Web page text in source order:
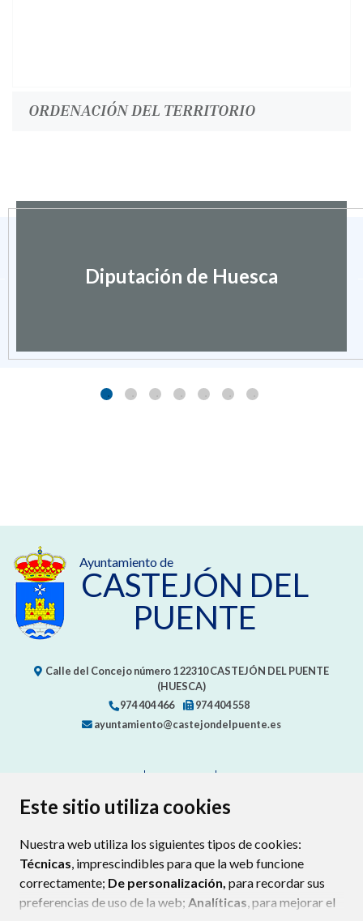
Este sitio utiliza cookies
Nuestra web utiliza los siguientes tipos de cookies:
Técnicas, imprescindibles para que la web funcione
correctamente; De personalización, para recordar sus
preferencias de uso de la web; Analíticas, para mejorar el
ORDENACIÓN DEL TERRITORIO
Diputación de Huesca
Ayuntamiento de
CASTEJÓN DEL
PUENTE
Calle del Concejo número 122310CASTEJÓN DEL PUENTE
(HUESCA)
974 404 466
974 404 558
ayuntamiento@castejondelpuente.es
PROTECCIÓN DE DATOS
POLÍTICA DE COOKIES